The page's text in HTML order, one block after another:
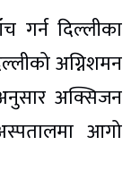
गर्न दिल्लीका
अग्निशमन
अक्सिजन
आगो